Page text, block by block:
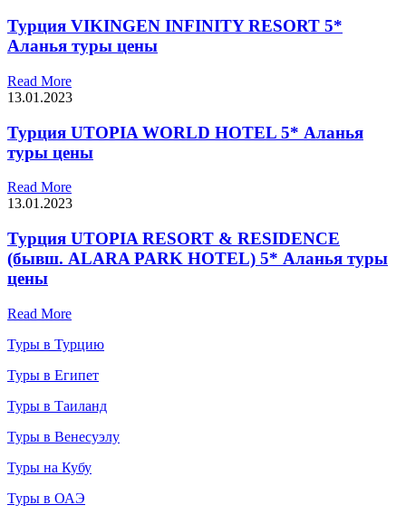
Турция VIKINGEN INFINITY RESORT 5*
Аланья туры цены
Read More
13.01.2023
Турция UTOPIA WORLD HOTEL 5* Аланья
туры цены
Read More
13.01.2023
Турция UTOPIA RESORT & RESIDENCE
(бывш. ALARA PARK HOTEL) 5* Аланья туры
цены
Read More
Туры в Турцию
Туры в Египет
Туры в Таиланд
Туры в Венесуэлу
Туры на Кубу
Туры в ОАЭ